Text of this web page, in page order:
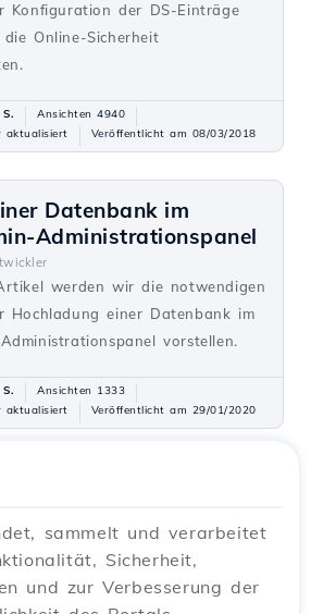
Konfiguration der DS-Einträge
Online-Sicherheit
Ansichten 4940
aktualisiert
Veröffentlicht am 08/03/2018
Datenbank im
Administrationspanel
werden wir die notwendigen
Hochladung einer Datenbank im
vorstellen.
Ansichten 1333
aktualisiert
Veröffentlicht am 29/01/2020
in Webuzo
du ein Verzeichnis in Webuzo
sammelt und verarbeitet
Sicherheit,
und zur Verbesserung der